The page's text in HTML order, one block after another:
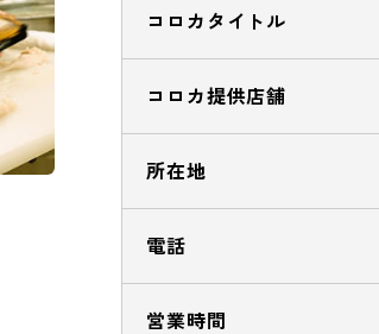
コロカタイトル
コロカ提供店舗
所在地
電話
営業時間